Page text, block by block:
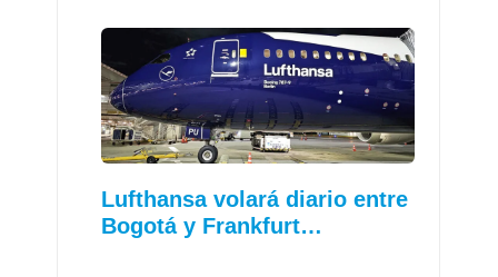
Lufthansa volará diario entre
Bogotá y Frankfurt…